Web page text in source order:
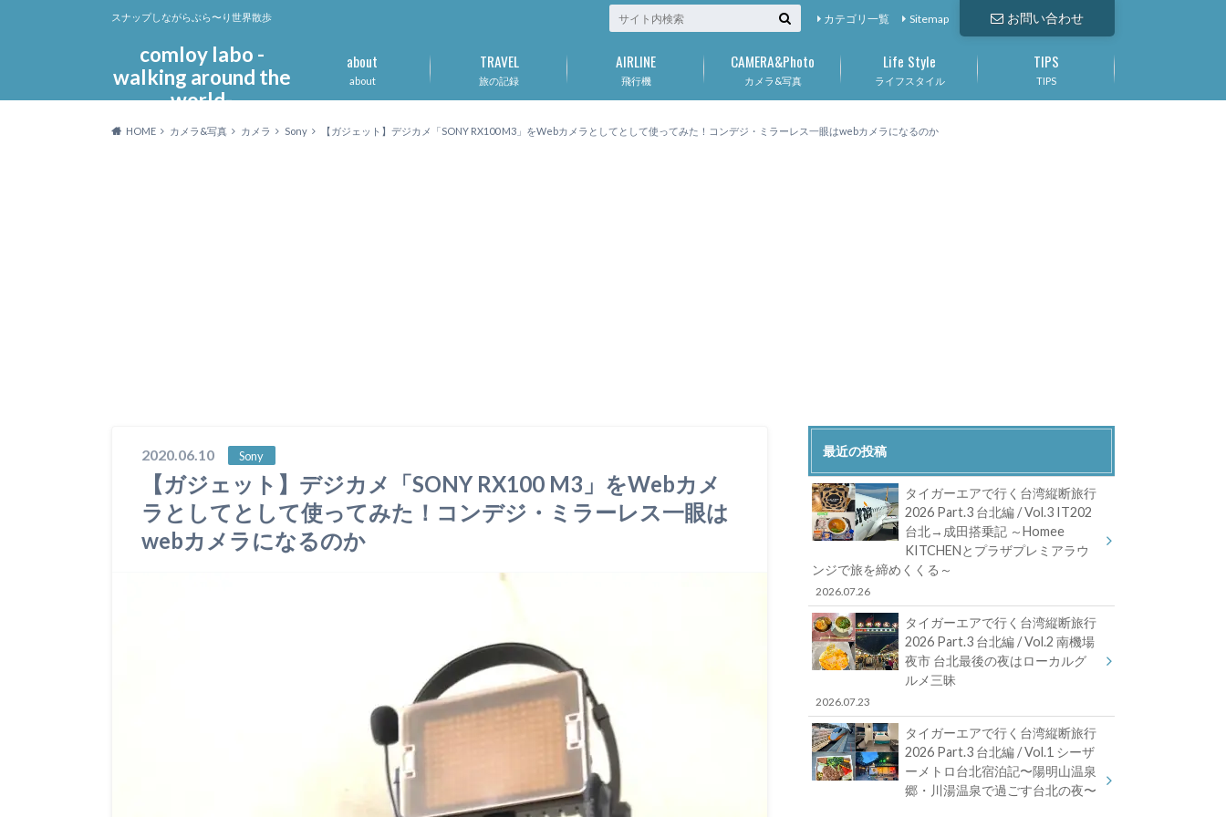
comloy labo -
walking around the
world-
スナップしながらぶら〜り世界散歩 お問い合わせ
カテゴリ一覧 Sitemap
about
about
旅の記録
TRAVEL
飛行機
AIRLINE
カメラ&写真
CAMERA&Photo
ライフスタイル
Life Style
TIPS
TIPS
HOME カメラ&写真 カメラ Sony 【ガジェット】デジカメ「SONY RX100 M3」をWebカメラとしてとして使ってみた！コンデジ・ミラーレス一眼はwebカメラになるのか
2020.06.10 Sony
【ガジェット】デジカメ「SONY RX100 M3」をWebカメ
ラとしてとして使ってみた！コンデジ・ミラーレス一眼は
webカメラになるのか
最近の投稿
タイガーエアで行く台湾縦断旅行
2026 Part.3 台北編 / Vol.3 IT202
台北→成田搭乗記 ～Homee
KITCHENとプラザプレミアラウ
ンジで旅を締めくくる～
2026.07.26
タイガーエアで行く台湾縦断旅行
2026 Part.3 台北編 / Vol.2 南機場
夜市 台北最後の夜はローカルグ
ルメ三昧
2026.07.23
タイガーエアで行く台湾縦断旅行
2026 Part.3 台北編 / Vol.1 シーザ
ーメトロ台北宿泊記〜陽明山温泉
郷・川湯温泉で過ごす台北の夜〜